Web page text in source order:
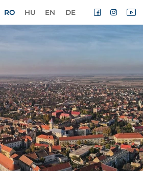
RO HU EN DE